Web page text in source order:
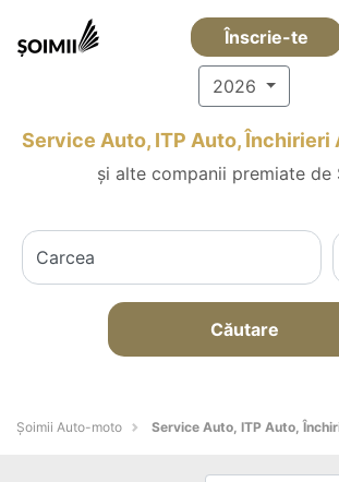
Înscrie-te
2026
Service Auto, ITP Auto, Închirieri
și alte companii premiate de
Căutare
Șoimii Auto-moto Service Auto, ITP Auto,